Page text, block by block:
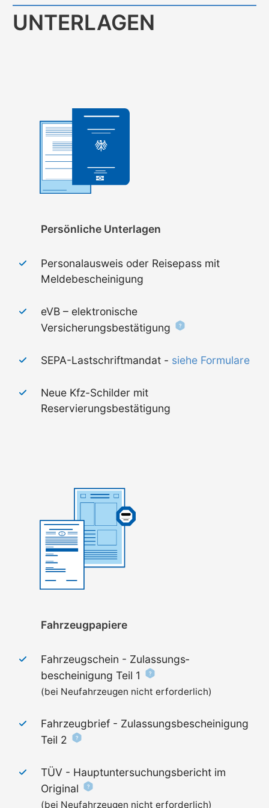
UNTERLAGEN
Persönliche Unterlagen
Personalausweis oder Reisepass mit
Meldebescheinigung
eVB – elektronische
Versicherungsbestätigung
SEPA-Lastschriftmandat - siehe Formulare
Neue Kfz-Schilder mit
Reservierungsbestätigung
Fahrzeugpapiere
Fahrzeugschein - Zulassungs­
bescheinigung Teil 1
(bei Neufahrzeugen nicht erforderlich)
Fahrzeugbrief - Zulassungs­bescheinigung
Teil 2
TÜV - Haupt­untersuchungs­bericht im
Original
(bei Neufahrzeugen nicht erforderlich)